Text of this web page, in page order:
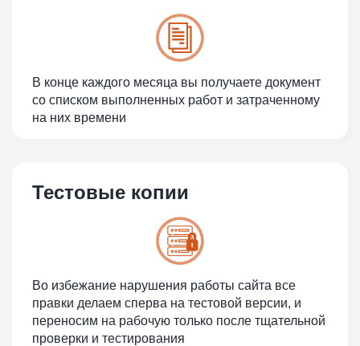
В конце каждого месяца вы получаете документ
со списком выполненных работ и затраченному
на них времени
Тестовые копии
Во избежание нарушения работы сайта все
правки делаем сперва на тестовой версии, и
переносим на рабочую только после тщательной
проверки и тестирования